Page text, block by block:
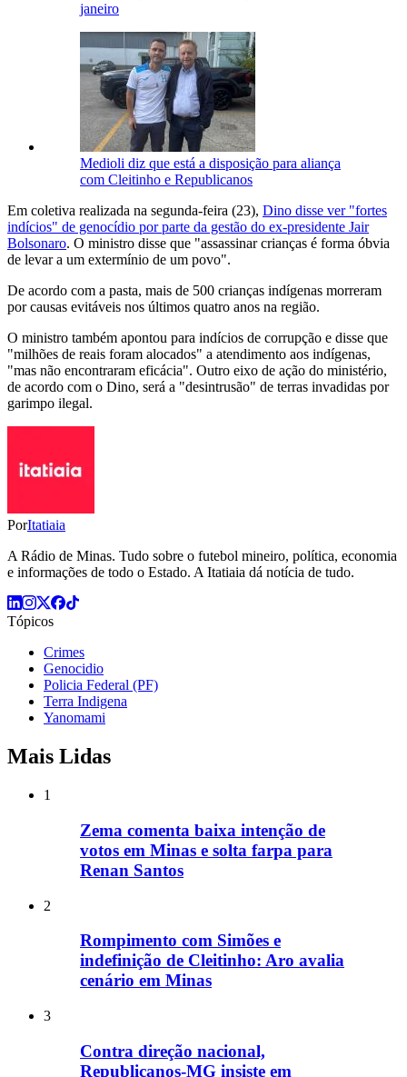
janeiro
Medioli diz que está a disposição para aliança
com Cleitinho e Republicanos
Em coletiva realizada na segunda-feira (23), Dino disse ver "fortes
indícios" de genocídio por parte da gestão do ex-presidente Jair
Bolsonaro. O ministro disse que "assassinar crianças é forma óbvia
de levar a um extermínio de um povo".
De acordo com a pasta, mais de 500 crianças indígenas morreram
por causas evitáveis nos últimos quatro anos na região.
O ministro também apontou para indícios de corrupção e disse que
"milhões de reais foram alocados" a atendimento aos indígenas,
"mas não encontraram eficácia". Outro eixo de ação do ministério,
de acordo com o Dino, será a "desintrusão" de terras invadidas por
garimpo ilegal.
PorItatiaia
A Rádio de Minas. Tudo sobre o futebol mineiro, política, economia
e informações de todo o Estado. A Itatiaia dá notícia de tudo.
Tópicos
Crimes
Genocidio
Policia Federal (PF)
Terra Indigena
Yanomami
Mais Lidas
1
Zema comenta baixa intenção de
votos em Minas e solta farpa para
Renan Santos
2
Rompimento com Simões e
indefinição de Cleitinho: Aro avalia
cenário em Minas
3
Contra direção nacional,
Republicanos-MG insiste em